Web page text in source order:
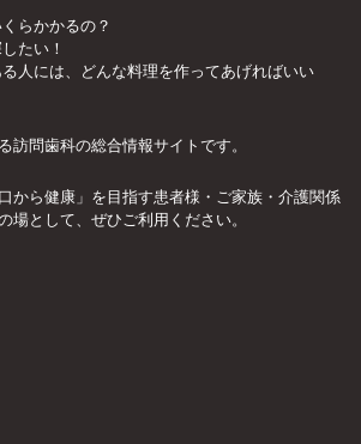
らかかるの？
たい！
人には、どんな料理を作ってあげればいい
訪問歯科の総合情報サイトです。
から健康」を目指す患者様・ご家族・介護関係
場として、ぜひご利用ください。